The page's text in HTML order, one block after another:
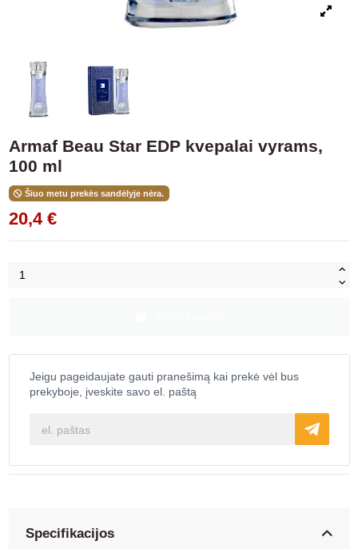
Armaf Beau Star EDP kvepalai vyrams,
100 ml
Šiuo metu prekės sandėlyje nėra.
20,4 €
Jeigu pageidaujate gauti pranešimą kai prekė vėl bus
prekyboje, įveskite savo el. paštą
Specifikacijos